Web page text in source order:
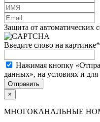
Защита от автоматических
Введите слово на картинке*
Нажимая кнопку
данных», на условиях и
×
МНОГОКАНАЛЬНЫЕ